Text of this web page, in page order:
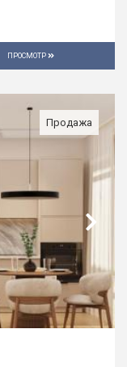
ПРОСМОТР
Продажа